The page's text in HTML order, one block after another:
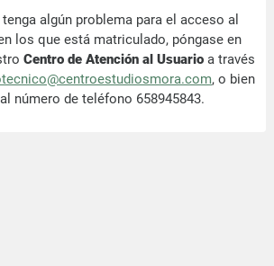
algún problema para el acceso al
los que está matriculado, póngase en
Centro de Atención al Usuarioa través
, o bien
al número de teléfono 658945843.